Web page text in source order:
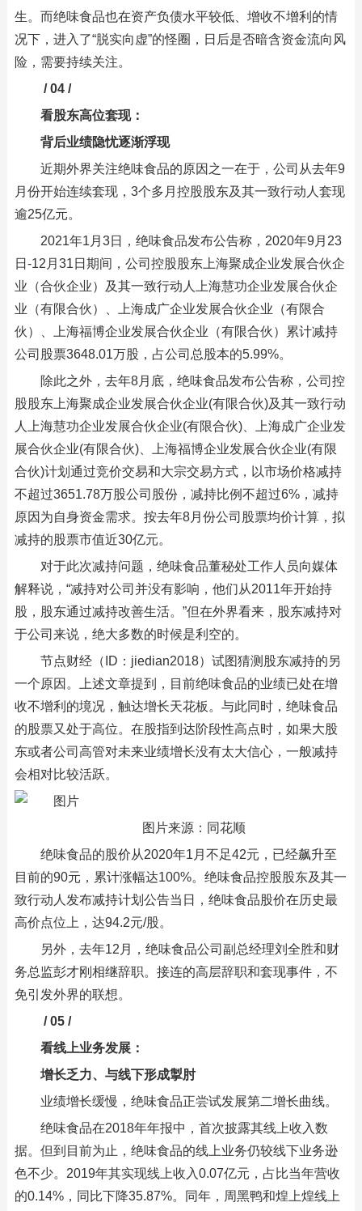
生。而绝味食品也在资产负债水平较低、增收不增利的情
况下，进入了“脱实向虚”的怪圈，日后是否暗含资金流向风
险，需要持续关注。
/ 04 /
看股东高位套现：
背后业绩隐忧逐渐浮现
近期外界关注绝味食品的原因之一在于，公司从去年9
月份开始连续套现，3个多月控股股东及其一致行动人套现
逾25亿元。
2021年1月3日，绝味食品发布公告称，2020年9月23
日-12月31日期间，公司控股股东上海聚成企业发展合伙企
业（合伙企业）及其一致行动人上海慧功企业发展合伙企
业（有限合伙）、上海成广企业发展合伙企业（有限合
伙）、上海福博企业发展合伙企业（有限合伙）累计减持
公司股票3648.01万股，占公司总股本的5.99%。
除此之外，去年8月底，绝味食品发布公告称，公司控
股股东上海聚成企业发展合伙企业(有限合伙)及其一致行动
人上海慧功企业发展合伙企业(有限合伙)、上海成广企业发
展合伙企业(有限合伙)、上海福博企业发展合伙企业(有限
合伙)计划通过竞价交易和大宗交易方式，以市场价格减持
不超过3651.78万股公司股份，减持比例不超过6%，减持
原因为自身资金需求。按去年8月份公司股票均价计算，拟
减持的股票市值近30亿元。
对于此次减持问题，绝味食品董秘处工作人员向媒体
解释说，“减持对公司并没有影响，他们从2011年开始持
股，股东通过减持改善生活。”但在外界看来，股东减持对
于公司来说，绝大多数的时候是利空的。
节点财经（ID：jiedian2018）试图猜测股东减持的另
一个原因。上述文章提到，目前绝味食品的业绩已处在增
收不增利的境况，触达增长天花板。与此同时，绝味食品
的股票又处于高位。在股指到达阶段性高点时，如果大股
东或者公司高管对未来业绩增长没有太大信心，一般减持
会相对比较活跃。
图片来源：同花顺
绝味食品的股价从2020年1月不足42元，已经飙升至
目前的90元，累计涨幅达100%。绝味食品控股股东及其一
致行动人发布减持计划公告当日，绝味食品股价在历史最
高价点位上，达94.2元/股。
另外，去年12月，绝味食品公司副总经理刘全胜和财
务总监彭才刚相继辞职。接连的高层辞职和套现事件，不
免引发外界的联想。
/ 05 /
看线上业务发展：
增长乏力、与线下形成掣肘
业绩增长缓慢，绝味食品正尝试发展第二增长曲线。
绝味食品在2018年年报中，首次披露其线上收入数
据。但到目前为止，绝味食品的线上业务仍较线下业务逊
色不少。2019年其实现线上收入0.07亿元，占比当年营收
的0.14%，同比下降35.87%。同年，周黑鸭和煌上煌线上